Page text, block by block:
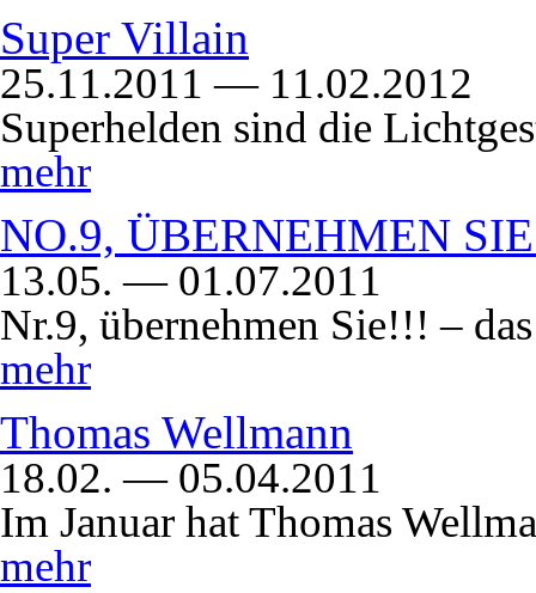
Super Villain
25.11.2011 — 11.02.2012
Superhelden sind die
mehr
NO.9, ÜBERNEHMEN
13.05. — 01.07.2011
Nr.9, übernehmen Sie!!! –
mehr
Thomas Wellmann
18.02. — 05.04.2011
Im Januar hat Thomas
mehr